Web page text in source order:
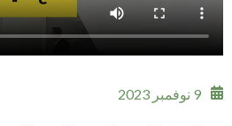
9 نوفمبر 2023